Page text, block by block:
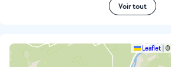
Voir tout
Leaflet ©